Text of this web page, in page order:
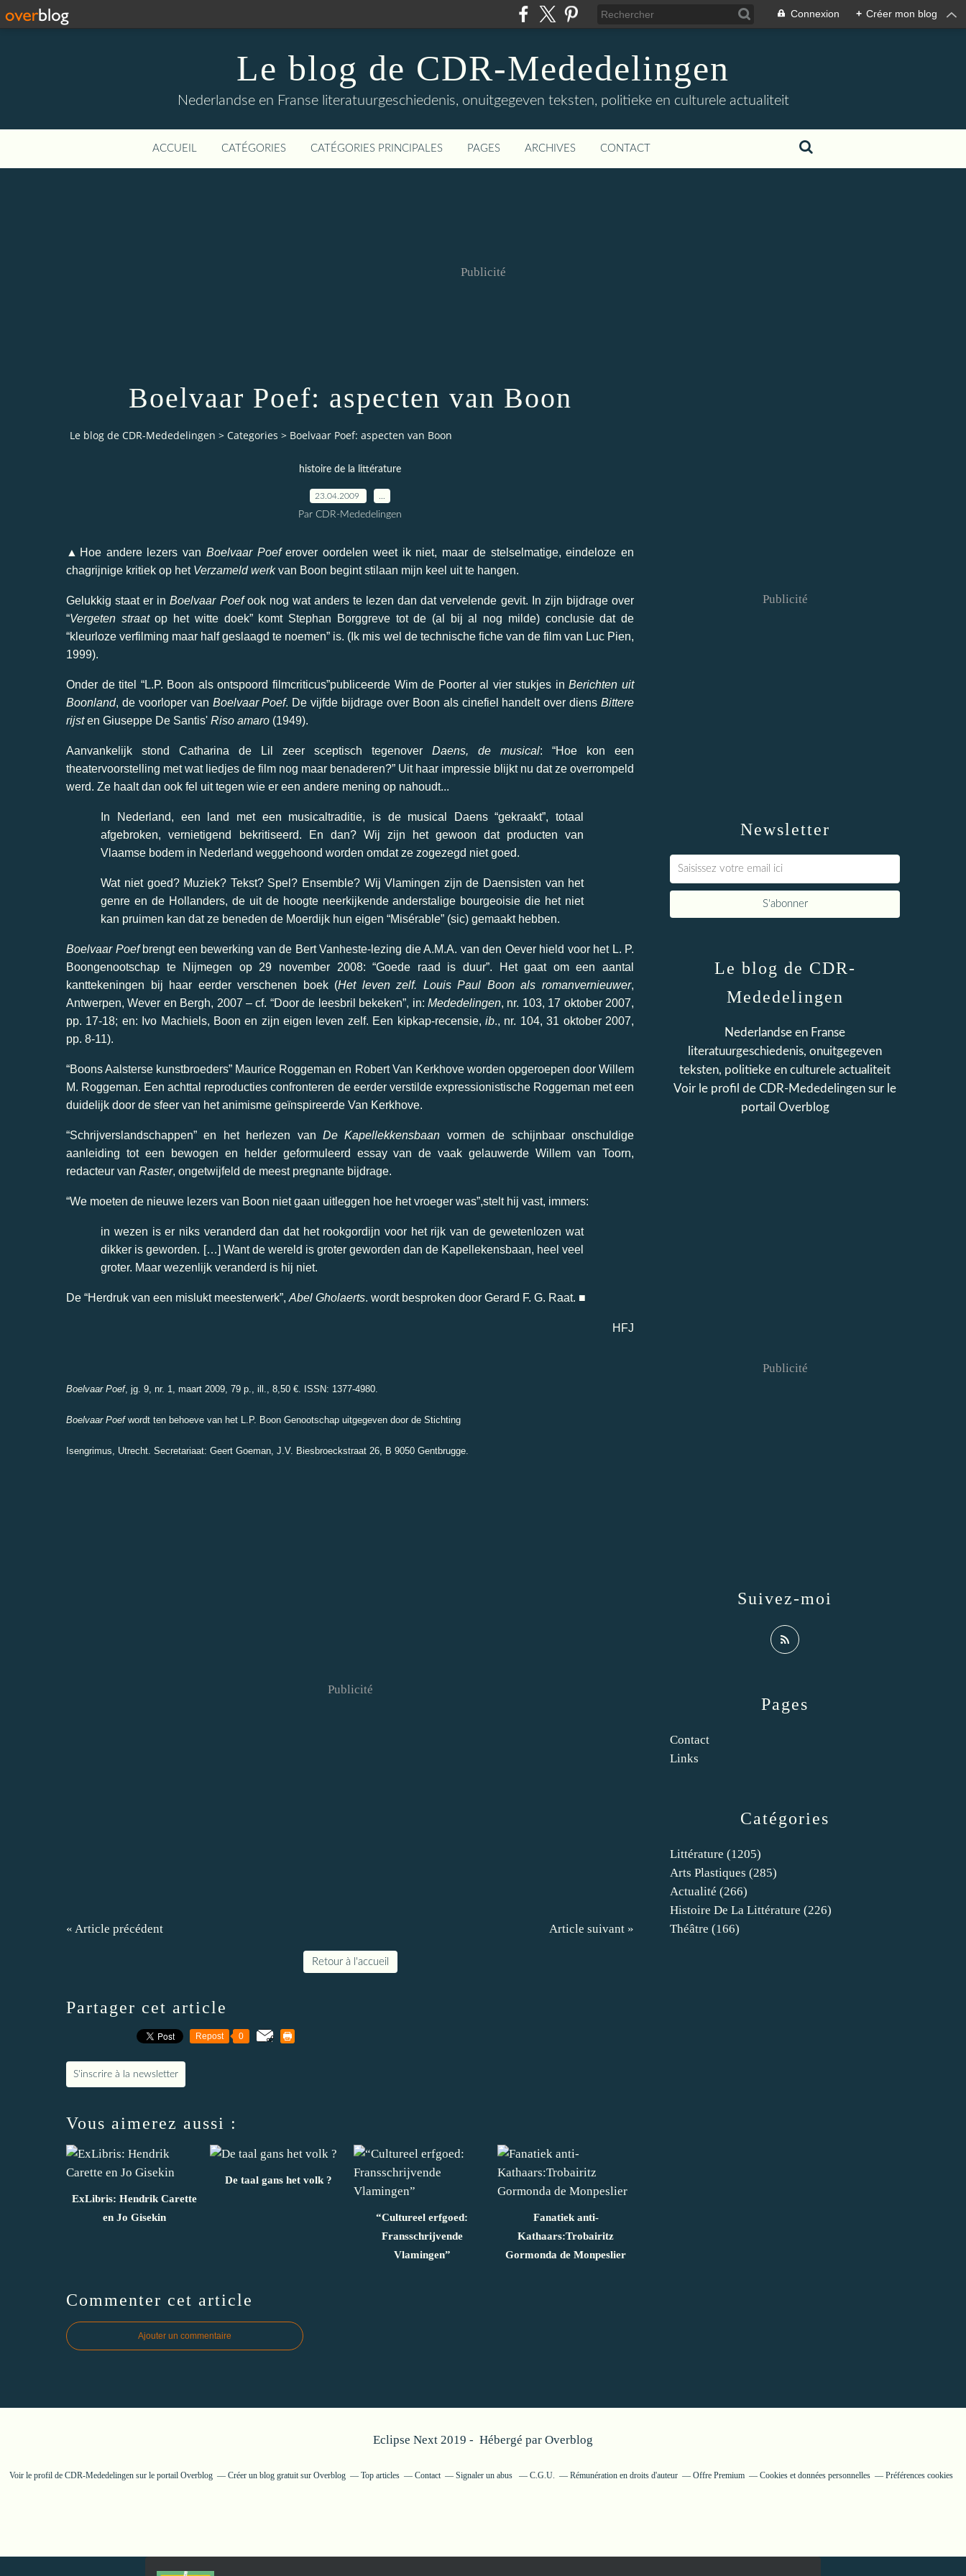
Connexion + Créer mon blog
Le blog de CDR-Mededelingen
Nederlandse en Franse literatuurgeschiedenis, onuitgegeven teksten, politieke en culturele actualiteit
ACCUEIL CATÉGORIES CATÉGORIES PRINCIPALES PAGES ARCHIVES CONTACT
Publicité
Boelvaar Poef: aspecten van Boon
Le blog de CDR-Mededelingen > Categories > Boelvaar Poef: aspecten van Boon
histoire de la littérature
23.04.2009
Par CDR-Mededelingen
▲ Hoe andere lezers van Boelvaar Poeferover oordelen weet ik niet, maar de stelselmatige, eindeloze en
chagrijnige kritiek op het Verzameld werkvan Boon begint stilaan mijn keel uit te hangen.
Gelukkig staat er inBoelvaar Poefook nog wat anders te lezendan dat vervelende gevit. In zijn bijdrage over
“Vergeten straatop het witte doek” komt Stephan Borggreve tot de (al bij al nog milde) conclusie dat de
“kleurloze verfilming maar half geslaagd te noemen” is. (Ik mis wel de technische fiche van de film van Luc Pien,
1999).
Onder de titel “L.P. Boon als ontspoord filmcriticus”publiceerde Wim de Poorter al vier stukjes inBerichten uit
Boonland, de voorloper van Boelvaar Poef. De vijfde bijdrage over Boon als cinefiel handelt over diens Bittere
rijsten Giuseppe De Santis' Riso amaro (1949).
Aanvankelijk stond Catharina de Lil zeer sceptisch tegenover Daens, de musical: “Hoe kon een
theatervoorstelling met wat liedjes de film nog maar benaderen?” Uit haar impressie blijkt nu dat ze overrompeld
werd. Ze haalt dan ook fel uit tegen wie er een andere mening op nahoudt...
In Nederland, een land met een musicaltraditie, is de musical Daens “gekraakt”, totaal
afgebroken, vernietigend bekritiseerd. En dan? Wij zijn het gewoon dat producten van
Vlaamse bodem in Nederland weggehoond worden omdat ze zogezegd niet goed.
Wat niet goed? Muziek? Tekst? Spel? Ensemble? Wij Vlamingen zijn de Daensisten van het
genre en de Hollanders, de uit de hoogte neerkijkende anderstalige bourgeoisie die het niet
kan pruimen kan dat ze beneden de Moerdijk hun eigen “Misérable” (sic) gemaakt hebben.
Boelvaar Poefbrengt een bewerking van de Bert Vanheste-lezing die A.M.A. van den Oever hield voor het L. P.
Boongenootschap te Nijmegen op 29 november 2008: “Goede raad is duur”. Het gaat om een aantal
kanttekeningen bij haar eerder verschenen boek (Het leven zelf. Louis Paul Boon als romanvernieuwer,
Antwerpen, Wever en Bergh, 2007 – cf. “Door de leesbril bekeken”, in: Mededelingen, nr. 103, 17 oktober 2007,
pp. 17-18; en: Ivo Machiels, Boon en zijn eigen leven zelf. Een kipkap-recensie,ib., nr. 104, 31 oktober 2007,
pp. 8-11).
“Boons Aalsterse kunstbroeders” Maurice Roggeman en Robert Van Kerkhove worden opgeroepen door Willem
M. Roggeman. Een achttal reproducties confronteren de eerder verstilde expressionistische Roggeman met een
duidelijk door de sfeer van het animisme geïnspireerde Van Kerkhove.
“Schrijverslandschappen” en het herlezen van De Kapellekkensbaan vormen de schijnbaar onschuldige
aanleiding tot een bewogen en helder geformuleerd essay van de vaak gelauwerde Willem van Toorn,
redacteur van Raster, ongetwijfeld de meest pregnante bijdrage.
“We moeten de nieuwe lezers van Boon niet gaan uitleggen hoe het vroeger was”,stelt hij vast, immers:
in wezen is er niks veranderd dan dat het rookgordijn voor het rijk van de gewetenlozen wat
dikker is geworden. […] Want de wereld is groter geworden dan de Kapellekensbaan, heel veel
groter. Maar wezenlijk veranderd is hij niet.
De “Herdruk van een mislukt meesterwerk”, Abel Gholaerts. wordt besproken door Gerard F. G. Raat. ■
HFJ
Boelvaar Poef, jg. 9, nr. 1, maart 2009, 79 p., ill., 8,50 €. ISSN: 1377-4980.
Boelvaar Poef wordt ten behoeve van het L.P. Boon Genootschap uitgegeven door de Stichting
Isengrimus, Utrecht. Secretariaat: Geert Goeman, J.V. Biesbroeckstraat 26, B 9050 Gentbrugge.
Publicité
« Article précédent Article suivant »
Retour à l'accueil
Partager cet article
Repost 0
S'inscrire à la newsletter
Vous aimerez aussi :
ExLibris: Hendrik Carette
en Jo Gisekin
De taal gans het volk ?
“Cultureel erfgoed:
Fransschrijvende
Vlamingen”
Fanatiek anti-
Kathaars:Trobairitz
Gormonda de Monpeslier
Commenter cet article
Ajouter un commentaire
Newsletter
Publicité
Catégories
Littérature (1205)
Arts Plastiques (285)
Actualité (266)
Histoire De La Littérature (226)
Théâtre (166)
Pages
Contact
Links
Le blog de CDR-
Mededelingen
Nederlandse en Franse
literatuurgeschiedenis, onuitgegeven
teksten, politieke en culturele actualiteit
Voir le profil de CDR-Mededelingen sur le
portail Overblog
Suivez-moi
Publicité
Eclipse Next 2019 - Hébergé par Overblog
Voir le profil de CDR-Mededelingensur le portail Overblog Créer un blog gratuit sur Overblog Top articles Contact Signaler un abus C.G.U. Rémunération en droits d'auteur Offre Premium Cookies et données personnelles Préférences cookies